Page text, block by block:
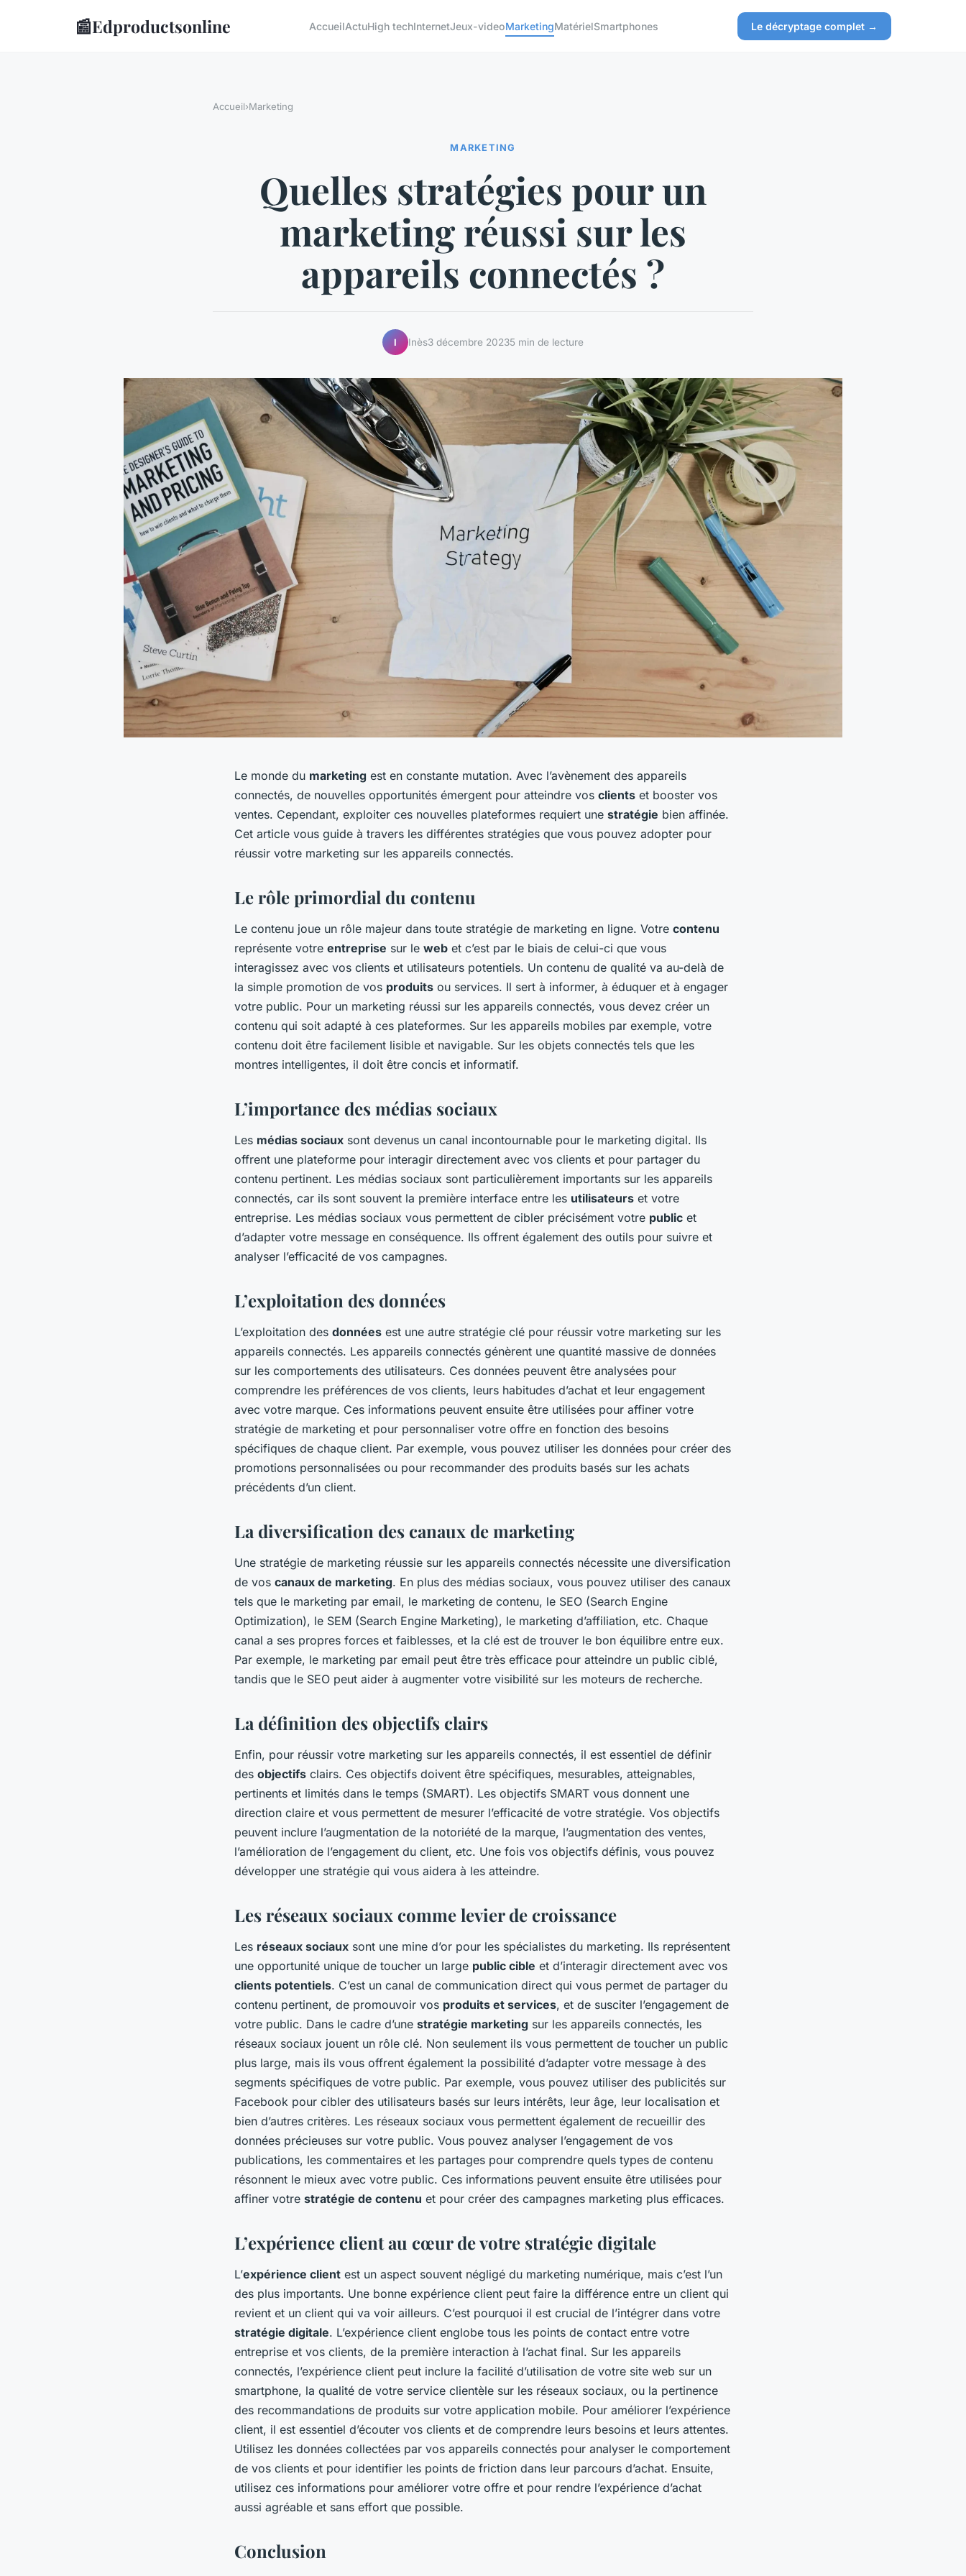
📰Edproductsonline AccueilActuHigh techInternetJeux-videoMarketingMatérielSmartphones Le décryptage complet →
Accueil›Marketing
MARKETING
Quelles stratégies pour un
marketing réussi sur les
appareils connectés ?
I Inès3 décembre 20235 min de lecture
Le monde du marketing est en constante mutation. Avec l’avènement des appareils
connectés, de nouvelles opportunités émergent pour atteindre vos clients et booster vos
ventes. Cependant, exploiter ces nouvelles plateformes requiert une stratégie bien affinée.
Cet article vous guide à travers les différentes stratégies que vous pouvez adopter pour
réussir votre marketing sur les appareils connectés.
Le rôle primordial du contenu
Le contenu joue un rôle majeur dans toute stratégie de marketing en ligne. Votre contenu
représente votre entreprise sur le web et c’est par le biais de celui-ci que vous
interagissez avec vos clients et utilisateurs potentiels. Un contenu de qualité va au-delà de
la simple promotion de vos produits ou services. Il sert à informer, à éduquer et à engager
votre public. Pour un marketing réussi sur les appareils connectés, vous devez créer un
contenu qui soit adapté à ces plateformes. Sur les appareils mobiles par exemple, votre
contenu doit être facilement lisible et navigable. Sur les objets connectés tels que les
montres intelligentes, il doit être concis et informatif.
L’importance des médias sociaux
Les médias sociaux sont devenus un canal incontournable pour le marketing digital. Ils
offrent une plateforme pour interagir directement avec vos clients et pour partager du
contenu pertinent. Les médias sociaux sont particulièrement importants sur les appareils
connectés, car ils sont souvent la première interface entre les utilisateurs et votre
entreprise. Les médias sociaux vous permettent de cibler précisément votre public et
d’adapter votre message en conséquence. Ils offrent également des outils pour suivre et
analyser l’efficacité de vos campagnes.
L’exploitation des données
L’exploitation des données est une autre stratégie clé pour réussir votre marketing sur les
appareils connectés. Les appareils connectés génèrent une quantité massive de données
sur les comportements des utilisateurs. Ces données peuvent être analysées pour
comprendre les préférences de vos clients, leurs habitudes d’achat et leur engagement
avec votre marque. Ces informations peuvent ensuite être utilisées pour affiner votre
stratégie de marketing et pour personnaliser votre offre en fonction des besoins
spécifiques de chaque client. Par exemple, vous pouvez utiliser les données pour créer des
promotions personnalisées ou pour recommander des produits basés sur les achats
précédents d’un client.
La diversification des canaux de marketing
Une stratégie de marketing réussie sur les appareils connectés nécessite une diversification
de vos canaux de marketing. En plus des médias sociaux, vous pouvez utiliser des canaux
tels que le marketing par email, le marketing de contenu, le SEO (Search Engine
Optimization), le SEM (Search Engine Marketing), le marketing d’affiliation, etc. Chaque
canal a ses propres forces et faiblesses, et la clé est de trouver le bon équilibre entre eux.
Par exemple, le marketing par email peut être très efficace pour atteindre un public ciblé,
tandis que le SEO peut aider à augmenter votre visibilité sur les moteurs de recherche.
La définition des objectifs clairs
Enfin, pour réussir votre marketing sur les appareils connectés, il est essentiel de définir
des objectifs clairs. Ces objectifs doivent être spécifiques, mesurables, atteignables,
pertinents et limités dans le temps (SMART). Les objectifs SMART vous donnent une
direction claire et vous permettent de mesurer l’efficacité de votre stratégie. Vos objectifs
peuvent inclure l’augmentation de la notoriété de la marque, l’augmentation des ventes,
l’amélioration de l’engagement du client, etc. Une fois vos objectifs définis, vous pouvez
développer une stratégie qui vous aidera à les atteindre.
Les réseaux sociaux comme levier de croissance
Les réseaux sociaux sont une mine d’or pour les spécialistes du marketing. Ils représentent
une opportunité unique de toucher un large public cible et d’interagir directement avec vos
clients potentiels. C’est un canal de communication direct qui vous permet de partager du
contenu pertinent, de promouvoir vos produits et services, et de susciter l’engagement de
votre public. Dans le cadre d’une stratégie marketing sur les appareils connectés, les
réseaux sociaux jouent un rôle clé. Non seulement ils vous permettent de toucher un public
plus large, mais ils vous offrent également la possibilité d’adapter votre message à des
segments spécifiques de votre public. Par exemple, vous pouvez utiliser des publicités sur
Facebook pour cibler des utilisateurs basés sur leurs intérêts, leur âge, leur localisation et
bien d’autres critères. Les réseaux sociaux vous permettent également de recueillir des
données précieuses sur votre public. Vous pouvez analyser l’engagement de vos
publications, les commentaires et les partages pour comprendre quels types de contenu
résonnent le mieux avec votre public. Ces informations peuvent ensuite être utilisées pour
affiner votre stratégie de contenu et pour créer des campagnes marketing plus efficaces.
L’expérience client au cœur de votre stratégie digitale
L’expérience client est un aspect souvent négligé du marketing numérique, mais c’est l’un
des plus importants. Une bonne expérience client peut faire la différence entre un client qui
revient et un client qui va voir ailleurs. C’est pourquoi il est crucial de l’intégrer dans votre
stratégie digitale. L’expérience client englobe tous les points de contact entre votre
entreprise et vos clients, de la première interaction à l’achat final. Sur les appareils
connectés, l’expérience client peut inclure la facilité d’utilisation de votre site web sur un
smartphone, la qualité de votre service clientèle sur les réseaux sociaux, ou la pertinence
des recommandations de produits sur votre application mobile. Pour améliorer l’expérience
client, il est essentiel d’écouter vos clients et de comprendre leurs besoins et leurs attentes.
Utilisez les données collectées par vos appareils connectés pour analyser le comportement
de vos clients et pour identifier les points de friction dans leur parcours d’achat. Ensuite,
utilisez ces informations pour améliorer votre offre et pour rendre l’expérience d’achat
aussi agréable et sans effort que possible.
Conclusion